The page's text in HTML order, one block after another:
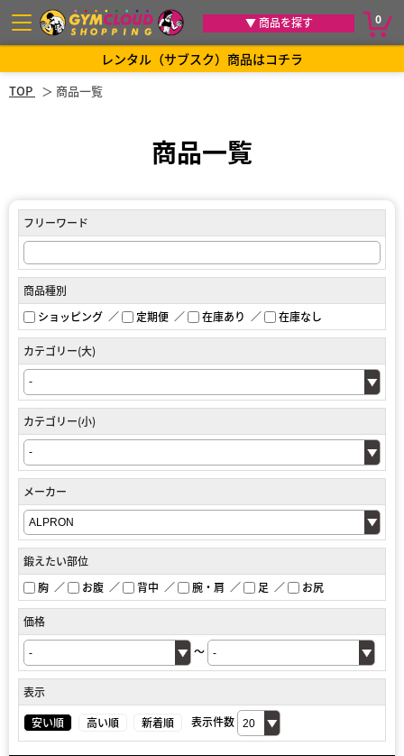
▼ 商品を探す 0
レンタル（サブスク）商品はコチラ
TOP 商品一覧
商品一覧
フリーワード
商品種別
ショッピング
定期便 在庫あり 在庫なし
カテゴリー(大)
カテゴリー(小)
メーカー
鍛えたい部位
胸
お腹 背中 腕・肩 足 お尻
価格
～
表示
安い順
高い順 新着順 表示件数